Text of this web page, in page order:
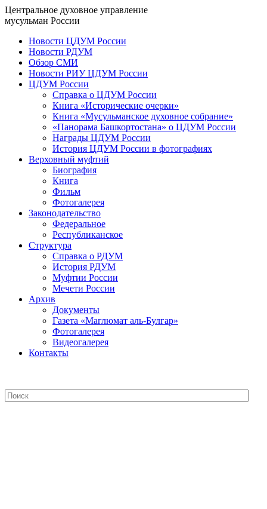
Центральное духовное управление
мусульман России
Новости ЦДУМ России
Новости РДУМ
Обзор СМИ
Новости РИУ ЦДУМ России
ЦДУМ России
Справка о ЦДУМ России
Книга «Исторические очерки»
Книга «Мусульманское духовное собрание»
«Панорама Башкортостана» о ЦДУМ России
Награды ЦДУМ России
История ЦДУМ России в фотографиях
Верховный муфтий
Биография
Книга
Фильм
Фотогалерея
Законодательство
Федеральное
Республиканское
Структура
Справка о РДУМ
История РДУМ
Муфтии России
Мечети России
Архив
Документы
Газета «Маглюмат аль-Булгар»
Фотогалерея
Видеогалерея
Контакты